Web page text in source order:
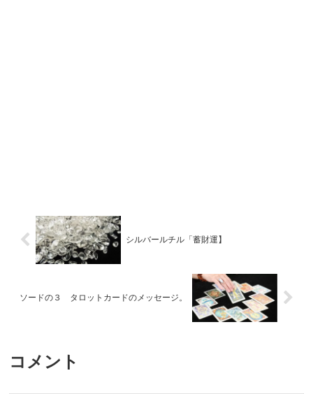
シルバールチル「蓄財運】
ソードの３ タロットカードのメッセージ。
コメント